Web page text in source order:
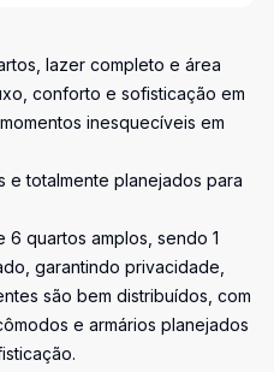
lazer completo e área
conforto e sofisticação em
inesquecíveis em
e totalmente planejados para
quartos amplos, sendo 1
garantindo privacidade,
são bem distribuídos, com
e armários planejados